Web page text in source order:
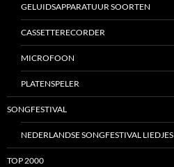
GELUIDSAPPARATUUR SOORTEN
CASSETTERECORDER
MICROFOON
PLATENSPELER
SONGFESTIVAL
NEDERLANDSE SONGFESTIVAL LIEDJES
TOP 2000